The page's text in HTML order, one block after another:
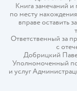
Книга замечаний и
по месту
вправе оставить
Ответственный за
с
Добрицкий
Уполномоченный по
и услуг